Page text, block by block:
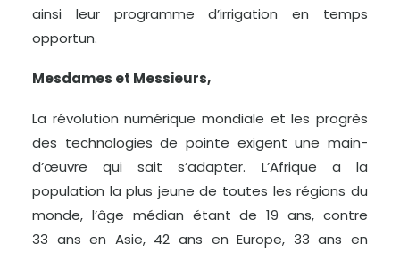
ainsi leur programme d’irrigation en temps
opportun.
Mesdames et Messieurs,
La révolution numérique mondiale et les progrès
des technologies de pointe exigent une main-
d’œuvre qui sait s’adapter. L’Afrique a la
population la plus jeune de toutes les régions du
monde, l’âge médian étant de 19 ans, contre
33 ans en Asie, 42 ans en Europe, 33 ans en